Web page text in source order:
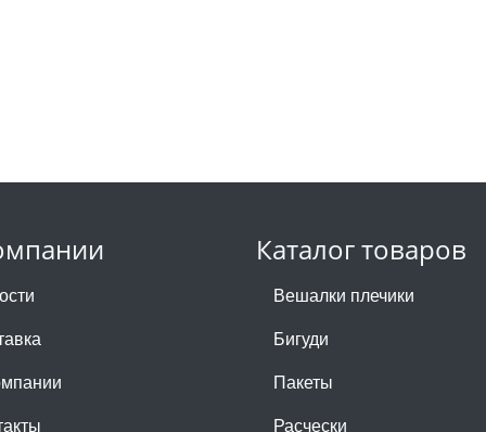
Каталог товаров
Вешалки плечики
Бигуди
Пакеты
Расчески